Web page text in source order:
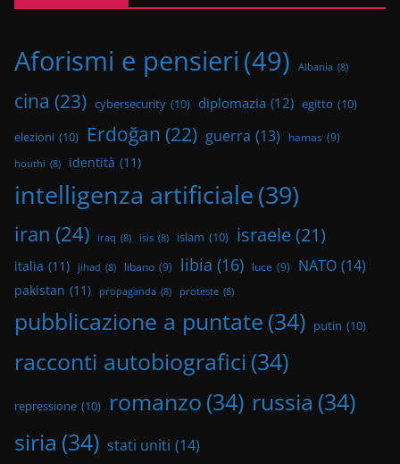
Aforismi e pensieri (49) Albania (8)
cina (23) cybersecurity (10) diplomazia (12) egitto (10)
elezioni (10) Erdoğan (22) guerra (13) hamas (9)
houthi (8) identità (11)
intelligenza artificiale(39)
iran (24) iraq (8) isis (8) islam (10) israele(21)
italia (11) jihad (8) libano (9) libia (16) luce (9) NATO (14)
pakistan (11) propaganda (8) proteste (8)
pubblicazione a puntate (34) putin (10)
racconti autobiografici (34)
repressione (10) romanzo (34) russia (34)
siria (34) stati uniti (14)